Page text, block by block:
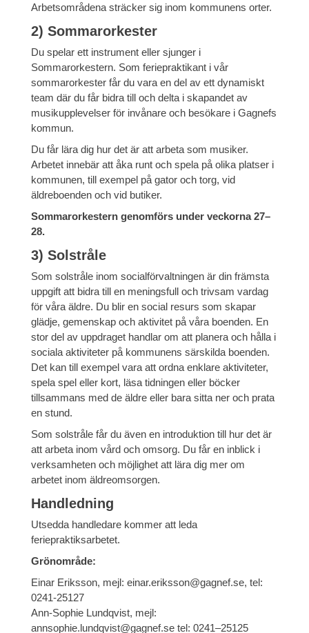
Arbetsområdena sträcker sig inom kommunens orter.
2) Sommarorkester
Du spelar ett instrument eller sjunger i
Sommarorkestern. Som feriepraktikant i vår
sommarorkester får du vara en del av ett dynamiskt
team där du får bidra till och delta i skapandet av
musikupplevelser för invånare och besökare i Gagnefs
kommun.
Du får lära dig hur det är att arbeta som musiker.
Arbetet innebär att åka runt och spela på olika platser i
kommunen, till exempel på gator och torg, vid
äldreboenden och vid butiker.
Sommarorkestern genomförs under veckorna 27–
28.
3) Solstråle
Som solstråle inom socialförvaltningen är din främsta
uppgift att bidra till en meningsfull och trivsam vardag
för våra äldre. Du blir en social resurs som skapar
glädje, gemenskap och aktivitet på våra boenden. En
stor del av uppdraget handlar om att planera och hålla i
sociala aktiviteter på kommunens särskilda boenden.
Det kan till exempel vara att ordna enklare aktiviteter,
spela spel eller kort, läsa tidningen eller böcker
tillsammans med de äldre eller bara sitta ner och prata
en stund.
Som solstråle får du även en introduktion till hur det är
att arbeta inom vård och omsorg. Du får en inblick i
verksamheten och möjlighet att lära dig mer om
arbetet inom äldreomsorgen.
Handledning
Utsedda handledare kommer att leda
feriepraktiksarbetet.
Grönområde:
Einar Eriksson, mejl: einar.eriksson@gagnef.se, tel:
0241-25127
Ann-Sophie Lundqvist, mejl:
annsophie.lundqvist@gagnef.se tel: 0241–25125